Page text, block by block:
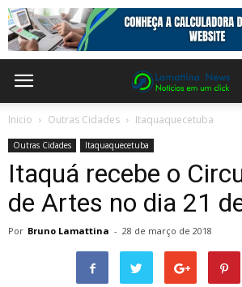
Inicio Outras Cidades Itaquaquecetuba
Outras Cidades Itaquaquecetuba
Itaquá recebe o
de Artes no dia 21
Por Bruno Lamattina - 28 de março de 2018